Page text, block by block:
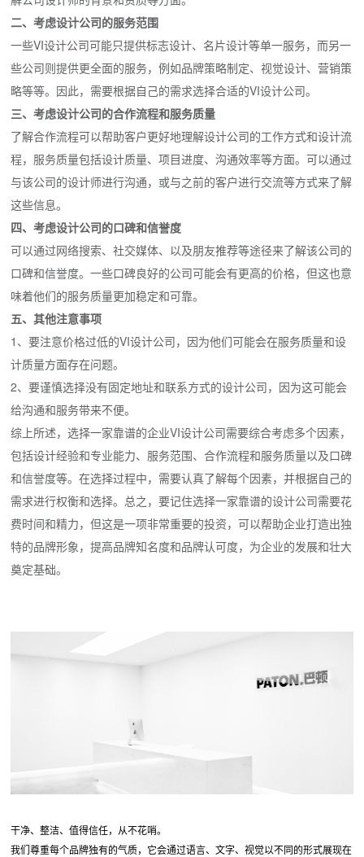
二、考虑设计公司的服务范围
一些VI设计公司可能只提供标志设计、名片设计等单一服务，而另一
些公司则提供更全面的服务，例如品牌策略制定、视觉设计、营销策
略等等。因此，需要根据自己的需求选择合适的VI设计公司。
三、考虑设计公司的合作流程和服务质量
了解合作流程可以帮助客户更好地理解设计公司的工作方式和设计流
程，服务质量包括设计质量、项目进度、沟通效率等方面。可以通过
与该公司的设计师进行沟通，或与之前的客户进行交流等方式来了解
这些信息。
四、考虑设计公司的口碑和信誉度
可以通过网络搜索、社交媒体、以及朋友推荐等途径来了解该公司的
口碑和信誉度。一些口碑良好的公司可能会有更高的价格，但这也意
味着他们的服务质量更加稳定和可靠。
五、其他注意事项
1、要注意价格过低的VI设计公司，因为他们可能会在服务质量和设
计质量方面存在问题。
2、要谨慎选择没有固定地址和联系方式的设计公司，因为这可能会
给沟通和服务带来不便。
综上所述，选择一家靠谱的企业VI设计公司需要综合考虑多个因素，
包括设计经验和专业能力、服务范围、合作流程和服务质量以及口碑
和信誉度等。在选择过程中，需要认真了解每个因素，并根据自己的
需求进行权衡和选择。总之，要记住选择一家靠谱的设计公司需要花
费时间和精力，但这是一项非常重要的投资，可以帮助企业打造出独
特的品牌形象，提高品牌知名度和品牌认可度，为企业的发展和壮大
奠定基础。
干净、整洁、值得信任，从不花哨。
我们尊重每个品牌独有的气质，它会通过语言、文字、视觉以不同的形式展现在